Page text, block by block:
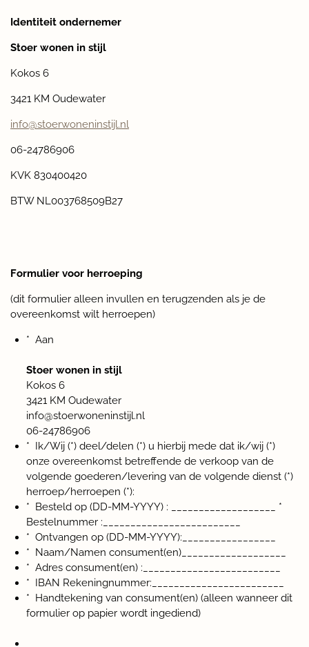
Identiteit ondernemer
Stoer wonen in stijl
Kokos 6
3421 KM Oudewater
info@stoerwoneninstijl.nl
06-24786906
KVK 830400420
BTW NL003768509B27
Formulier voor herroeping
(dit formulier alleen invullen en terugzenden als je de
overeenkomst wilt herroepen)
* Aan
Stoer wonen in stijl
Kokos 6
3421 KM Oudewater
info@stoerwoneninstijl.nl
06-24786906
* Ik/Wij (*) deel/delen (*) u hierbij mede dat ik/wij (*)
onze overeenkomst betreffende de verkoop van de
volgende goederen/levering van de volgende dienst (*)
herroep/herroepen (*):
* Besteld op (DD-MM-YYYY) : ___________________
*
Bestelnummer :_________________________
* Ontvangen op (DD-MM-YYYY):_________________
* Naam/Namen consument(en)___________________
* Adres consument(en) :_________________________
* IBAN Rekeningnummer:________________________
* Handtekening van consument(en) (alleen wanneer dit
formulier op papier wordt ingediend)